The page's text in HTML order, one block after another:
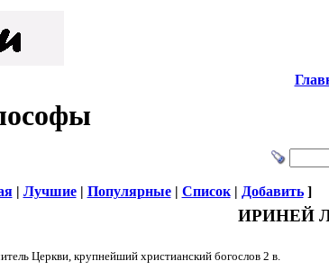
| Лучшие| Популярные| Список| Добавить]
ИРИНЕЙ
Церкви, крупнейший христианский богослов 2 в.